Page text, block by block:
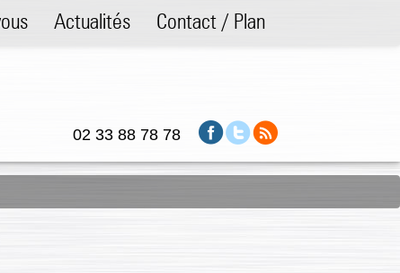
02 33 88 78 78
Actualités Contact / Plan